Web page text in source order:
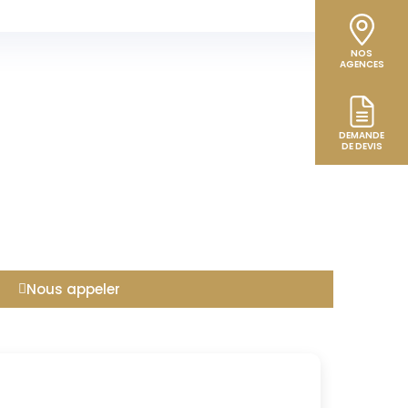
NOS
AGENCES
DEMANDE
DE DEVIS
Nous appeler